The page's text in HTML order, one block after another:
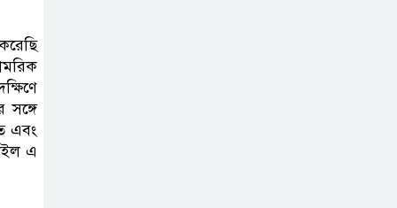
সঙ্গে
এবং
এ